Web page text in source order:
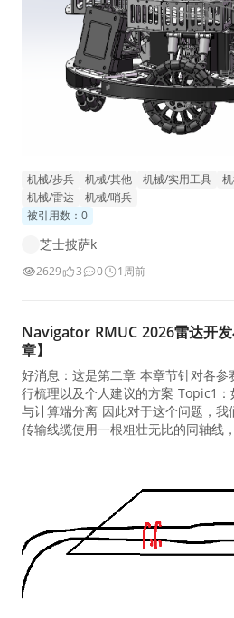
机械/步兵 机械/其他 机械/实用工具
机械/雷达
机械/哨兵
被引用数：0
芝士披萨k
2629 3 0 1周前
Navigator RMUC 2026雷达开
章】
好消息：这是第二章 本章节针对各
行梳理以及个人建议的方案 Topic1
与计算端分离 因此对于这个问题，我
传输线缆使用一根粗壮无比的同轴线